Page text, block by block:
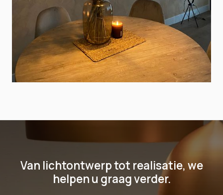
Van lichtontwerp tot realisatie, we
helpen u graag verder.